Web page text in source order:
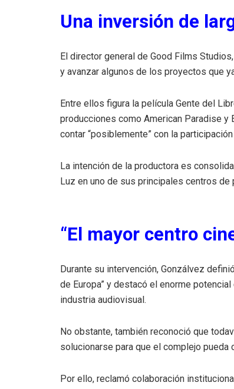
Una inversión de
El director general de Good Films
y avanzar algunos de los proyectos que
Entre ellos figura la película Gente del
producciones como American Paradise y
contar “posiblemente” con la
La intención de la productora es
Luz en uno de sus principales centros
“El mayor centro
Durante su intervención, Gonzálvez
de Europa” y destacó el enorme
industria audiovisual.
No obstante, también reconoció que
solucionarse para que el complejo pueda
Por ello, reclamó colaboración